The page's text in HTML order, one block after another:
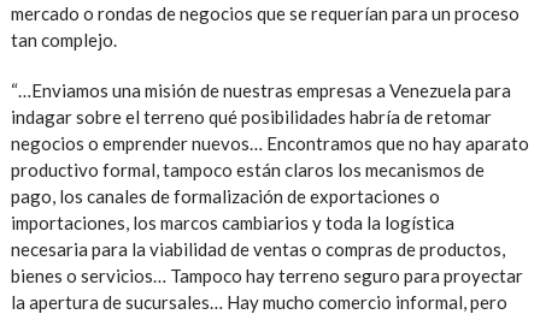
mercado o rondas de negocios que se requerían para un proceso
tan complejo.
“…Enviamos una misión de nuestras empresas a Venezuela para
indagar sobre el terreno qué posibilidades habría de retomar
negocios o emprender nuevos… Encontramos que no hay aparato
productivo formal, tampoco están claros los mecanismos de
pago, los canales de formalización de exportaciones o
importaciones, los marcos cambiarios y toda la logística
necesaria para la viabilidad de ventas o compras de productos,
bienes o servicios… Tampoco hay terreno seguro para proyectar
la apertura de sucursales… Hay mucho comercio informal, pero